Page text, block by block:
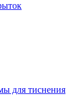
для тиснения